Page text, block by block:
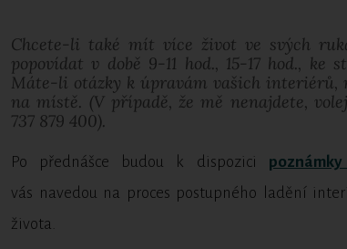
Chcete-li také mít více život ve svých
popovídat v době 9-11 hod., 15-17 hod., ke
Máte-li otázky k úpravám vašich interiérů,
na místě. (V případě, že mě nenajdete,
737 879 400).
Po přednášce budou k dispozici
vás navedou na proces postupného ladění
života.